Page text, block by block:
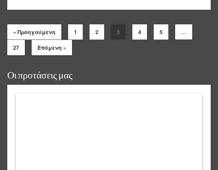
« Προηγούμενη 1 2 3 4 5 …
27 Επόμενη »
Οι προτάσεις μας